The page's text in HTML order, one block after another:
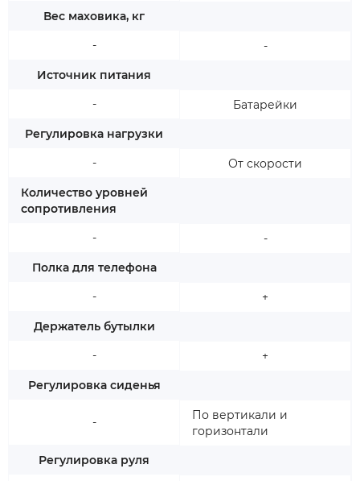
Вес маховика, кг
-
Источник питания
-
Регулировка нагрузки
-
Количество уровней
сопротивления
-
Полка для телефона
-
Держатель бутылки
-
Регулировка сиденья
-
Регулировка руля
-
Батарейки
От скорости
-
+
+
По вертикали и
горизонтали